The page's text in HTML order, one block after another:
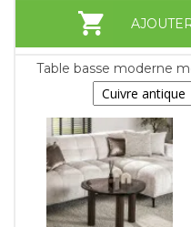
Table basse moderne